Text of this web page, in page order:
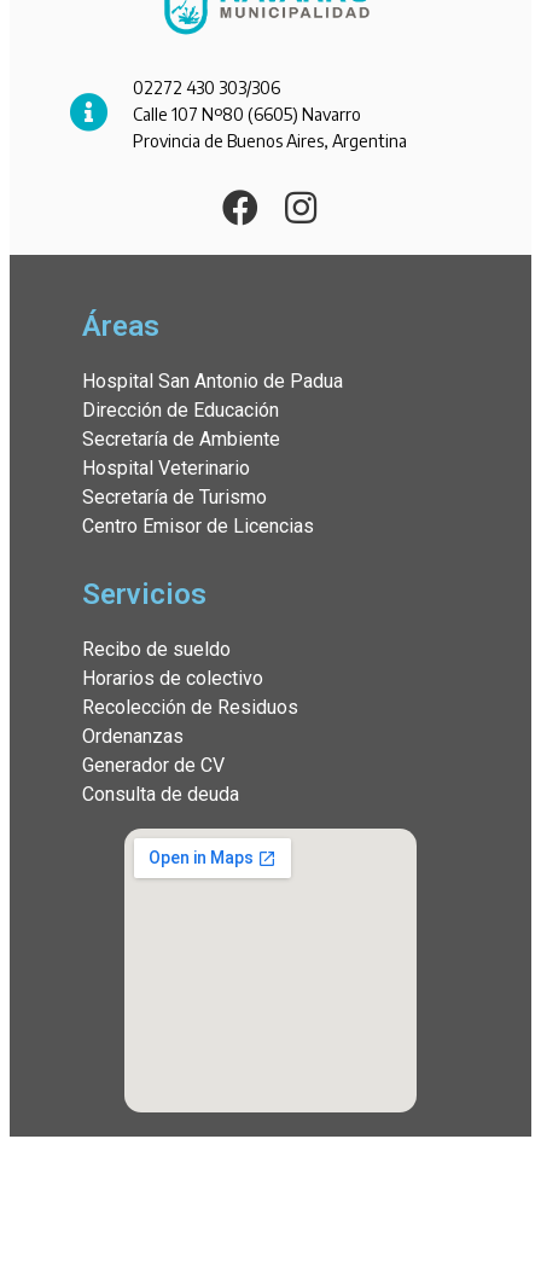
02272 430 303/306
Calle 107 Nº80 (6605) Navarro
Provincia de Buenos Aires, Argentina
Áreas
Hospital San Antonio de Padua
Dirección de Educación
Secretaría de Ambiente
Hospital Veterinario
Secretaría de Turismo
Centro Emisor de Licencias
Servicios
Recibo de sueldo
Horarios de colectivo
Recolección de Residuos
Ordenanzas
Generador de CV
Consulta de deuda